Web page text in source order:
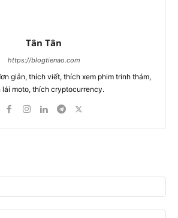
Tân Tân
https://blogtienao.com
giản, thích viết, thích xem phim trinh thám,
lái moto, thích cryptocurrency.